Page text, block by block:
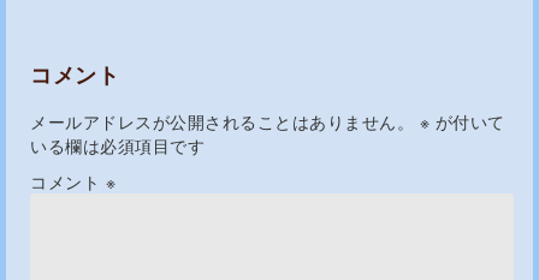
コメント
メールアドレスが公開されることはありません。 ※ が付いて
いる欄は必須項目です
コメント ※